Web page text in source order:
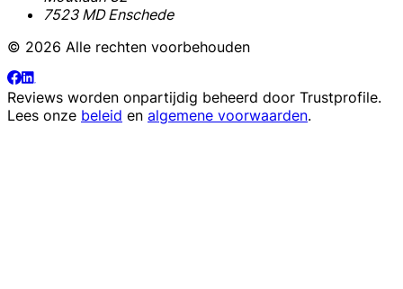
7523 MD Enschede
© 2026 Alle rechten voorbehouden
Reviews worden onpartijdig beheerd door Trustprofile.
Lees onze beleid en algemene voorwaarden.